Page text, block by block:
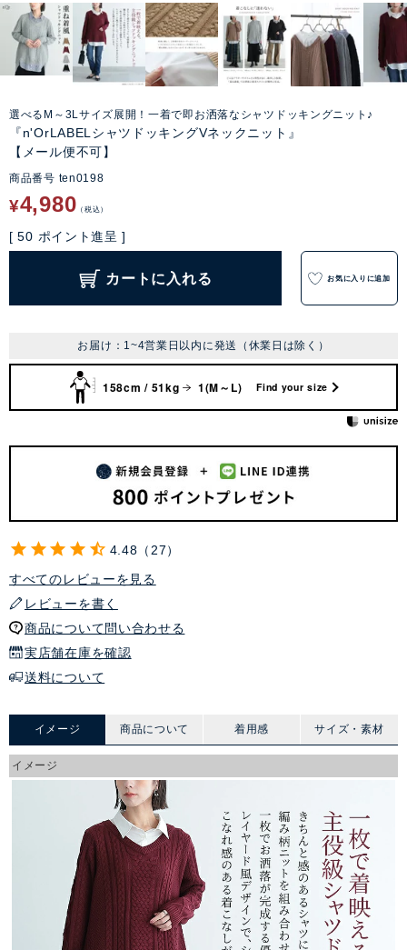
選べるM～3Lサイズ展開！一着で即お洒落なシャツドッキングニット♪
『n'OrLABELシャツドッキングVネックニット』
【メール便不可】
商品番号 ten0198
¥4,980 税込
[ 50 ポイント進呈 ]
カートに入れる お気に入りに追加
お届け：1~4営業日以内に発送（休業日は除く）
158cm / 51kg 1(M～L) Find your size
4.48
27
すべてのレビューを見る
レビューを書く
商品について問い合わせる
実店舗在庫を確認
送料について
イメージ 商品について 着用感 サイズ・素材
イメージ